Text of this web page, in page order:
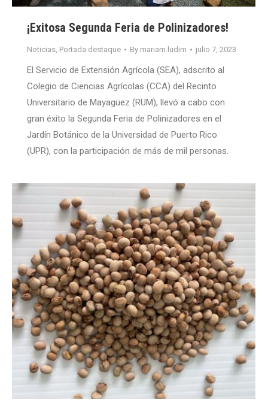
¡Exitosa Segunda Feria de Polinizadores!
Noticias, Portada destaque By mariam.ludim julio 7, 2023
El Servicio de Extensión Agrícola (SEA), adscrito al
Colegio de Ciencias Agrícolas (CCA) del Recinto
Universitario de Mayagüez (RUM), llevó a cabo con
gran éxito la Segunda Feria de Polinizadores en el
Jardín Botánico de la Universidad de Puerto Rico
(UPR), con la participación de más de mil personas.